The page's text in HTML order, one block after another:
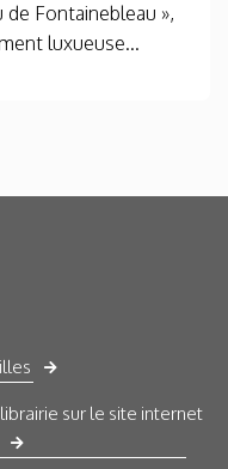
Fontainebleau »,
luxueuse...
sur le site internet